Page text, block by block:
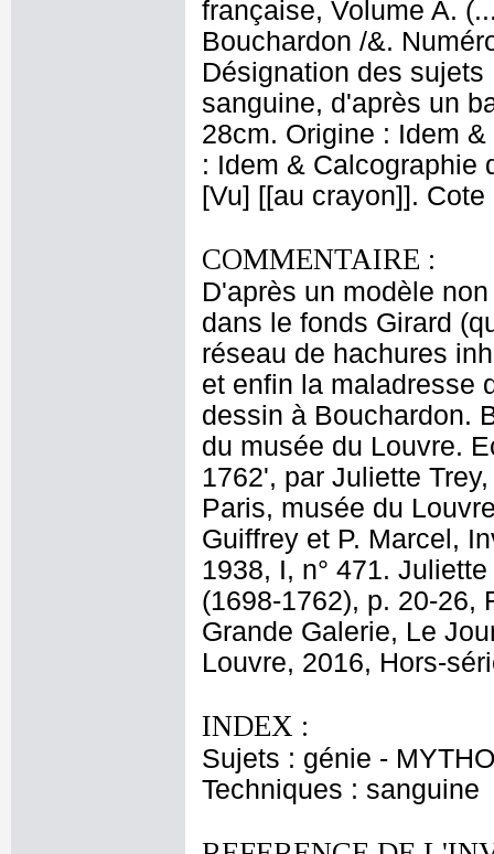
française, Volume A.
Bouchardon /&.
Désignation des
sanguine, d'après un
28cm. Origine : Idem
: Idem & Calcographie
[Vu] [[au crayon]]. Cote
COMMENTAIRE :
D'après un modèle
dans le fonds Girard
réseau de hachures
et enfin la maladresse
dessin à Bouchardon.
du musée du Louvre.
1762', par Juliette
Paris, musée du
Guiffrey et P. Marcel,
1938, I, n° 471.
(1698-1762), p. 20-26,
Grande Galerie, Le
Louvre, 2016, Hors-
INDEX :
Sujets : génie -
Techniques : sanguine